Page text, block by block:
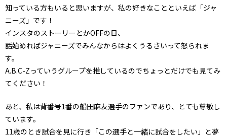
知っている方もいると思いますが、私の好きなことといえば「ジャ
ニーズ」です！
インスタのストーリーとかOFFの日、
話始めればジャニーズでみんなからはよくうるさいって怒られま
す。
A.B.C-Zっていうグループを推しているのでちょっとだけでも見てみ
てください！
あと、私は背番号1番の船田麻友選手のファンであり、とても尊敬し
ています。
11歳のとき試合を見に行き「この選手と一緒に試合をしたい」と夢